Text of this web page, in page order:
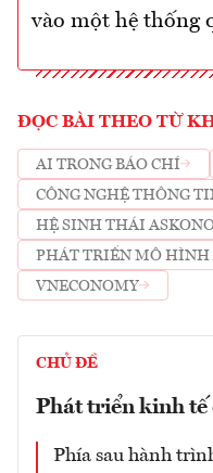
vào một hệ thống
ĐỌC BÀI THEO TỪ
AI TRONG BÁO CHÍ
CÔNG NGHỆ THÔNG
HỆ SINH THÁI
PHÁT TRIỂN MÔ HÌNH
VNECONOMY
CHỦ ĐỀ
Phát triển kinh tế
Phía sau hành